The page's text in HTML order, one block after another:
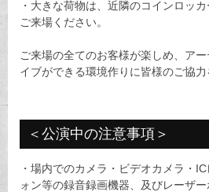
・大きな荷物は、近隣のコインロッ
ご来場ください。
ご来場の全てのお客様が楽しめ、ア
イブができる環境作りに皆様のご協力
＜公演中の注意事項＞
・場内でのカメラ・ビデオカメラ・
ォン等の録音録画機器、及びレーザ